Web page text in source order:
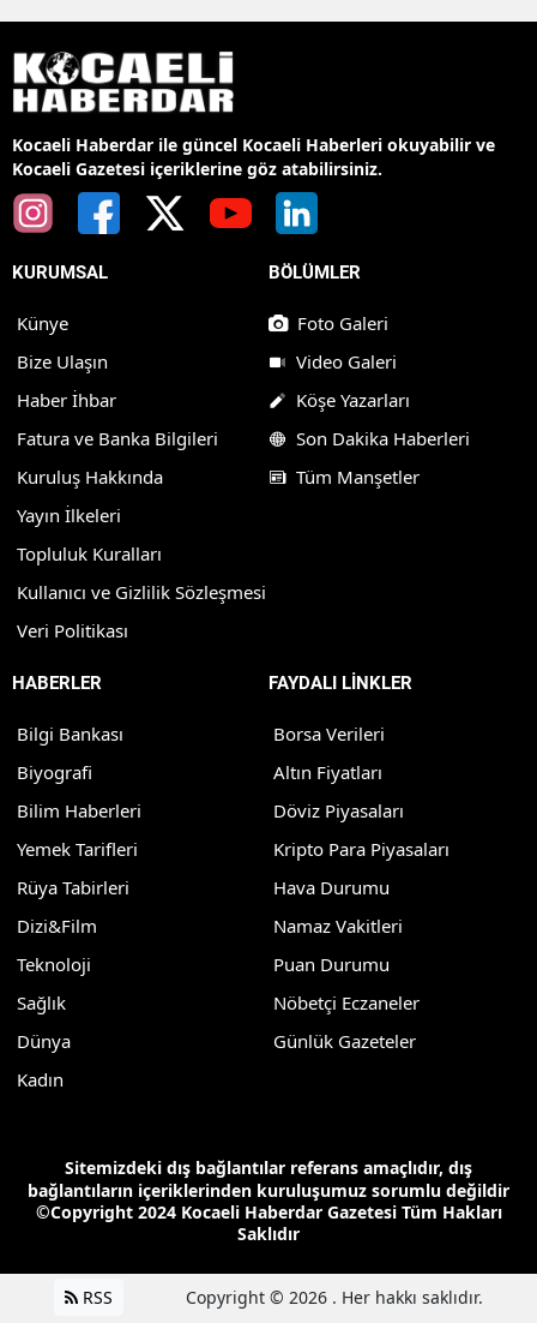
Kocaeli Haberdar ile güncel Kocaeli Haberleri okuyabilir ve
Kocaeli Gazetesi içeriklerine göz atabilirsiniz.
KURUMSAL
Künye
Bize Ulaşın
Haber İhbar
Fatura ve Banka Bilgileri
Kuruluş Hakkında
Yayın İlkeleri
Topluluk Kuralları
Kullanıcı ve Gizlilik Sözleşmesi
Veri Politikası
BÖLÜMLER
Foto Galeri
Video Galeri
Köşe Yazarları
Son Dakika Haberleri
Tüm Manşetler
HABERLER
Bilgi Bankası
Biyografi
Bilim Haberleri
Yemek Tarifleri
Rüya Tabirleri
Dizi&Film
Teknoloji
Sağlık
Dünya
Kadın
FAYDALI LİNKLER
Borsa Verileri
Altın Fiyatları
Döviz Piyasaları
Kripto Para Piyasaları
Hava Durumu
Namaz Vakitleri
Puan Durumu
Nöbetçi Eczaneler
Günlük Gazeteler
Sitemizdeki dış bağlantılar referans amaçlıdır, dış
bağlantıların içeriklerinden kuruluşumuz sorumlu değildir
©Copyright 2024 Kocaeli Haberdar Gazetesi Tüm Hakları
Saklıdır
RSS Copyright © 2026 . Her hakkı saklıdır.